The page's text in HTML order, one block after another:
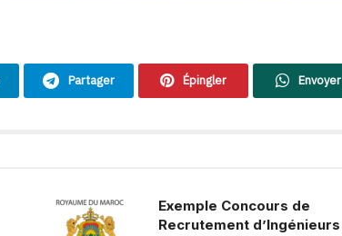
Partager Épingler Envoyer
Exemple Concours de
Recrutement d’Ingénieurs